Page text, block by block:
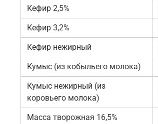
Кефир 2,5%
Кефир 3,2%
Кефир нежирный
Кумыс (из кобыльего молока)
Кумыс нежирный (из
коровьего молока)
Масса творожная 16,5%